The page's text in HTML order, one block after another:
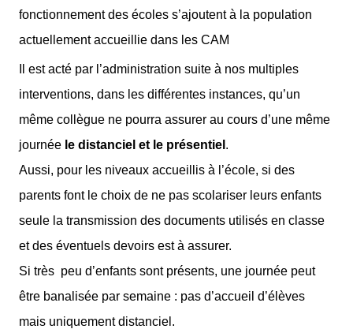
fonctionnement des écoles s’ajoutent à la population
actuellement accueillie dans les CAM
Il est acté par l’administration suite à nos multiples
interventions, dans les différentes instances, qu’un
même collègue ne pourra assurer au cours d’une même
journée le distanciel et le présentiel .
Aussi, pour les niveaux accueillis à l’école, si des
parents font le choix de ne pas scolariser leurs enfants
seule la transmission des documents utilisés en classe
et des éventuels devoirs est à assurer.
Si très peu d’enfants sont présents, une journée peut
être banalisée par semaine : pas d’accueil d’élèves
mais uniquement distanciel.